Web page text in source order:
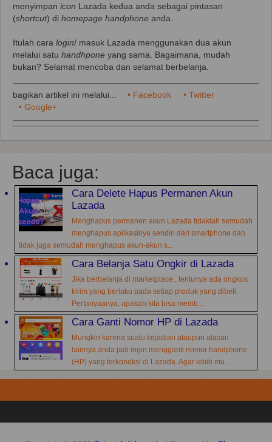
menyimpan icon Lazada kedua anda sebagai pintasan
(shortcut) di homepage handphone anda.
Itulah cara login/ masuk Lazada menggunakan dua akun
melalui satu handhpone yang sama. Bagaimana, mudah
bukan? Selamat mencoba dan selamat berbelanja.
bagikan artikel ini melalui... • Facebook
• Twitter
• Google+
Baca juga:
Cara Delete Hapus Permanen Akun
Lazada
Menghapus permanen akun Lazada tidaklah semudah
menghapus aplikasinya sendiri dari smartphone dan
tidak juga semudah menghapus akun-akun s...
Cara Belanja Satu Ongkir di Lazada
Jika berbelanja di marketplace , tentunya ada ongkos
kirim yang berlaku pada setiap produk yang dibeli.
Pertanyaanya, apakah kita bisa memb...
Cara Ganti Nomor HP di Lazada
Mungkin karena suatu kejadian ataupun alasan
lainnya anda jadi ingin mengganti nomor handphone
(HP) yang terkoneksi di Lazada. Agar lebih mu...